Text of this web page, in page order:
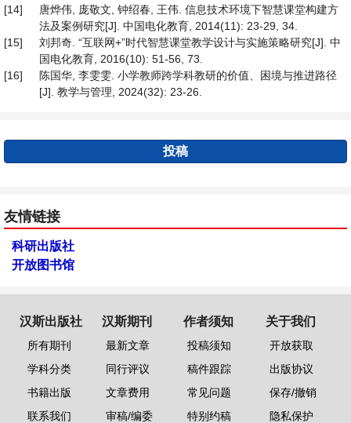
[14]
唐烨伟, 庞敬文, 钟绍春, 王伟. 信息技术环境下智慧课堂构建方
法及案例研究[J]. 中国电化教育, 2014(11): 23-29, 34.
[15]
刘邦奇. “互联网+”时代智慧课堂教学设计与实施策略研究[J]. 中
国电化教育, 2016(10): 51-56, 73.
[16]
陈国华, 李雯雯. 小学教师跨学科教研的价值、困境与推进路径
[J]. 教学与管理, 2024(32): 23-26.
投稿
友情链接
科研出版社
开放图书馆
汉斯出版社
所有期刊
学科分类
书籍出版
联系我们
汉斯期刊
最新文章
同行评议
文章费用
审稿/编委
作者须知
投稿须知
稿件跟踪
常见问题
特别约稿
关于我们
开放获取
出版协议
保存/撤销
隐私保护